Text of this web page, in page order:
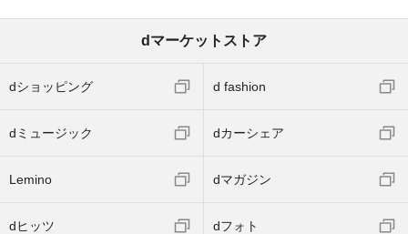
dマーケットストア
dショッピング d fashion
dミュージック dカーシェア
Lemino dマガジン
dヒッツ dフォト